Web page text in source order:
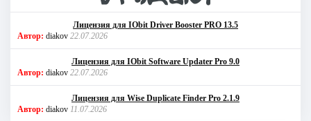
Лицензия для IObit Driver Booster PRO 13.5
Автор: diakov 22.07.2026
Лицензия для IObit Software Updater Pro 9.0
Автор: diakov 22.07.2026
Лицензия для Wise Duplicate Finder Pro 2.1.9
Автор: diakov 11.07.2026